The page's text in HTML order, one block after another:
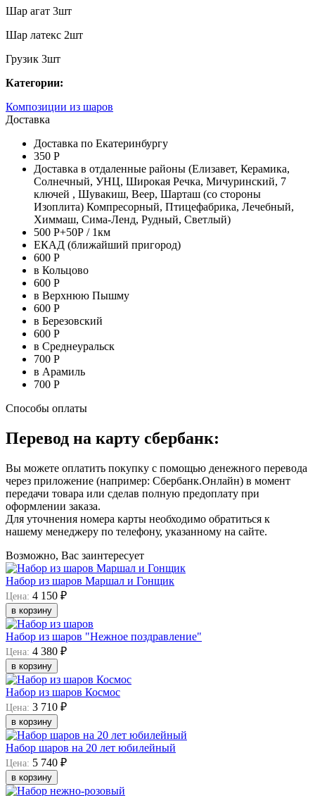
Шар агат 3шт
Шар латекс 2шт
Грузик 3шт
Категории:
Композиции из шаров
Доставка
Доставка по Екатеринбургу
350 Р
Доставка в отдаленные районы (Елизавет, Керамика,
Солнечный, УНЦ, Широкая Речка, Мичуринский, 7
ключей , Шувакиш, Веер, Шарташ (со стороны
Изоплита) Компресорный, Птицефабрика, Лечебный,
Химмаш, Сима-Ленд, Рудный, Светлый)
500 Р+50Р / 1км
ЕКАД (ближайший пригород)
600 Р
в Кольцово
600 Р
в Верхнюю Пышму
600 Р
в Березовский
600 Р
в Среднеуральск
700 Р
в Арамиль
700 Р
Способы оплаты
Перевод на карту сбербанк:
Вы можете оплатить покупку с помощью денежного перевода
через приложение (например: Сбербанк.Онлайн) в момент
передачи товара или сделав полную предоплату при
оформлении заказа.
Для уточнения номера карты необходимо обратиться к
нашему менеджеру по телефону, указанному на сайте.
Возможно, Вас заинтересует
Набор из шаров Маршал и Гонщик
Цена: 4 150 ₽
в корзину
Набор из шаров "Нежное поздравление"
Цена: 4 380 ₽
в корзину
Набор из шаров Космос
Цена: 3 710 ₽
в корзину
Набор шаров на 20 лет юбилейный
Цена: 5 740 ₽
в корзину